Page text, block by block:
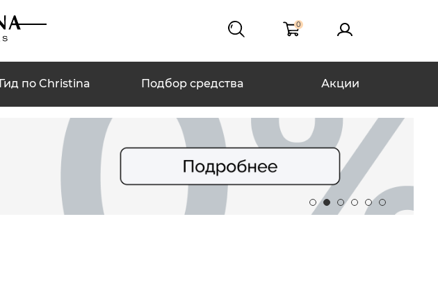
0
Гид по Christina Подбор средства Акции